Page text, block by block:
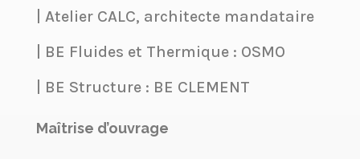
| Atelier CALC, architecte mandataire
| BE Fluides et Thermique : OSMO
| BE Structure : BE CLEMENT
Maîtrise d’ouvrage